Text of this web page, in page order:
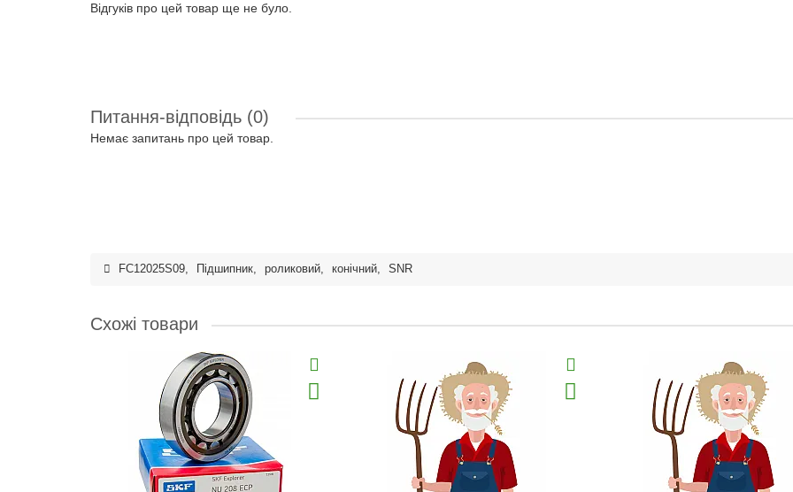
Відгуків про цей товар ще не було.
Питання-відповідь (0)
Немає запитань про цей товар.
FC12025S09, Підшипник, роликовий, конічний, SNR
Схожі товари